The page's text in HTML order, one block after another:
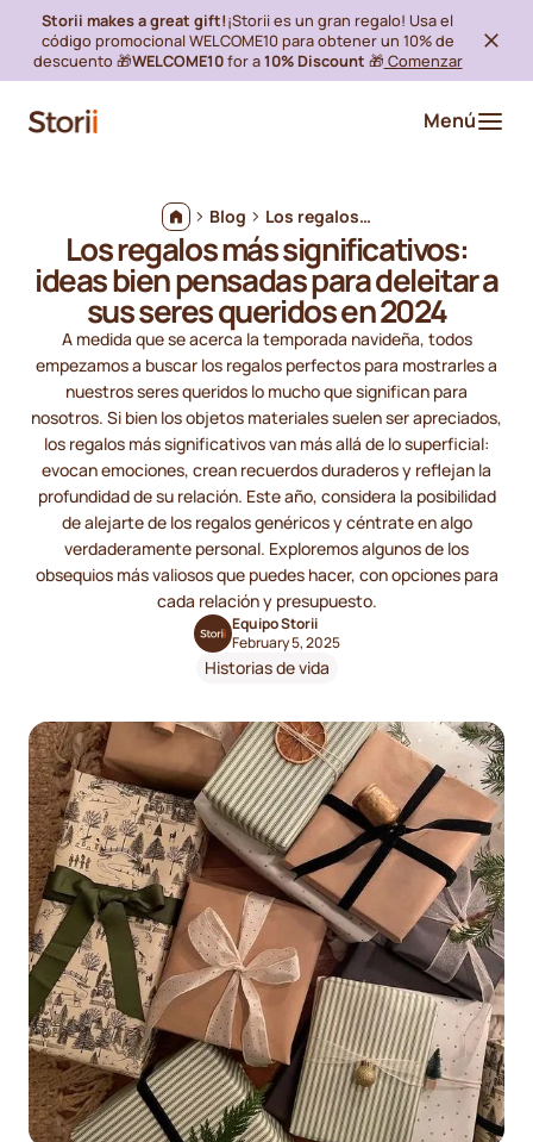
Storii makes a great gift!¡Storii es un gran regalo! Usa el
código promocional WELCOME10 para obtener un 10% de
descuento 🎁WELCOME10for a10% Discount 🎁 Comenzar
Menú
Blog Los regalos más significativos: ideas bien pensadas para deleitar a sus seres queridos en 2024
Los regalos más significativos:
ideas bien pensadas para deleitar a
sus seres queridos en 2024
A medida que se acerca la temporada navideña, todos
empezamos a buscar los regalos perfectos para mostrarles a
nuestros seres queridos lo mucho que significan para
nosotros. Si bien los objetos materiales suelen ser apreciados,
los regalos más significativos van más allá de lo superficial:
evocan emociones, crean recuerdos duraderos y reflejan la
profundidad de su relación. Este año, considera la posibilidad
de alejarte de los regalos genéricos y céntrate en algo
verdaderamente personal. Exploremos algunos de los
obsequios más valiosos que puedes hacer, con opciones para
cada relación y presupuesto.
Equipo Storii
February 5, 2025
Historias de vida